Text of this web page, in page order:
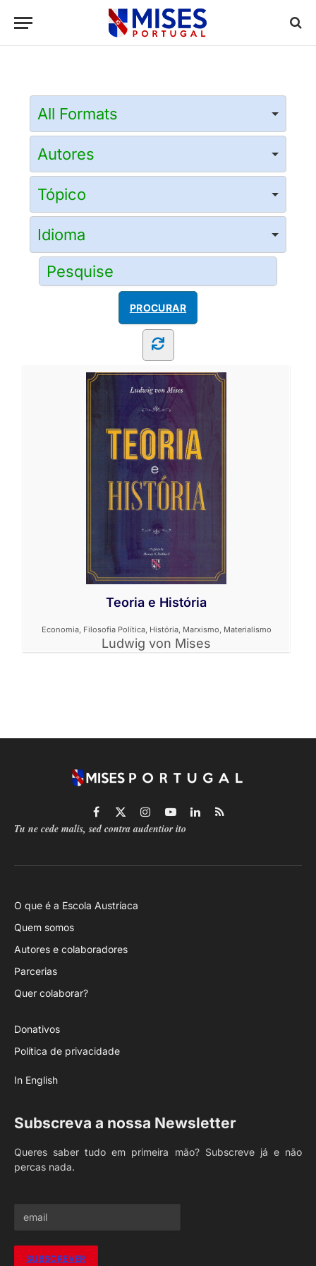
Teoria e História
Economia, Filosofia Política, História, Marxismo, Materialismo
Ludwig von Mises
Facebook
X
(Twitter)
Instagram
YouTubeLinkedIn
RSS
Tu ne cede malis, sed contra audentior ito
O que é a Escola Austríaca
Quem somos
Autores e colaboradores
Parcerias
Quer colaborar?
Donativos
Política de privacidade
In English
Subscreva a nossa Newsletter
Queres saber tudo em primeira mão? Subscreve já e não
percas nada.